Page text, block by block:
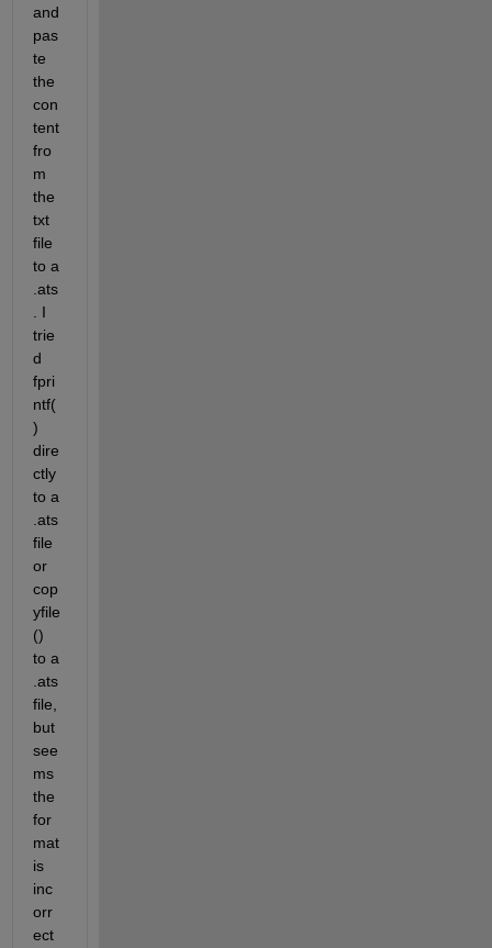
and
pas
te
the
con
tent
fro
m
the
txt
file
to a
.ats
. I
trie
d
fpri
ntf(
)
dire
ctly
to a
.ats
file
or
cop
yfile
()
to a
.ats
file,
but
see
ms
the
for
mat
is
inc
orr
ect